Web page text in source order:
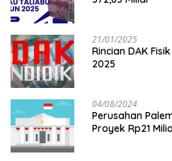
21/01/2025
Rincian DAK
2025
04/08/2024
Perusahan
Proyek Rp21